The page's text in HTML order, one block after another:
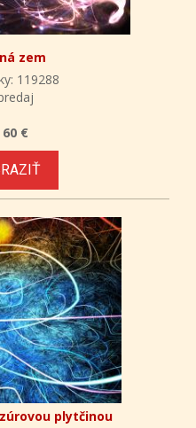
zem
119288
60 €
plytčinou